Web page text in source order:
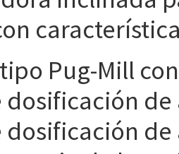
Pug-Mill
dosificación
dosificación